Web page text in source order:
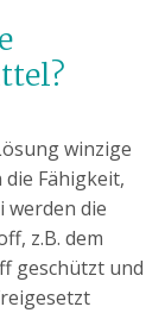
winzige
Fähigkeit,
werden die
z.B. dem
geschützt und